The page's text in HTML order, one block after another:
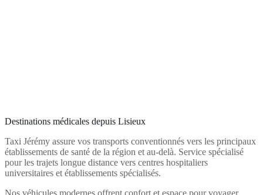
Destinations médicales depuis Lisieux
Taxi Jérémy assure vos transports conventionnés vers les principaux
établissements de santé de la région et au-delà. Service spécialisé
pour les trajets longue distance vers centres hospitaliers
universitaires et établissements spécialisés.
Nos véhicules modernes offrent confort et espace pour voyager